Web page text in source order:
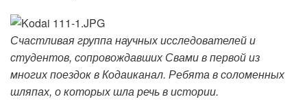
Счастливая группа научных исследователей и
студентов, сопровождавших Свами в первой из
многих поездок в Кодаиканал. Ребята в соломенных
шляпах, о которых шла речь в истории.